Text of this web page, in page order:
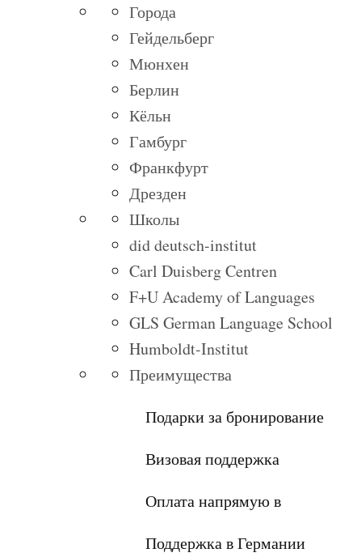
Города
Гейдельберг
Мюнхен
Берлин
Кёльн
Гамбург
Франкфурт
Дрезден
Школы
did deutsch-institut
Carl Duisberg Centren
F+U Academy of Languages
GLS German Language School
Humboldt-Institut
Преимущества
Подарки за бронирование
Визовая поддержка
Оплата напрямую в
Поддержка в Германии